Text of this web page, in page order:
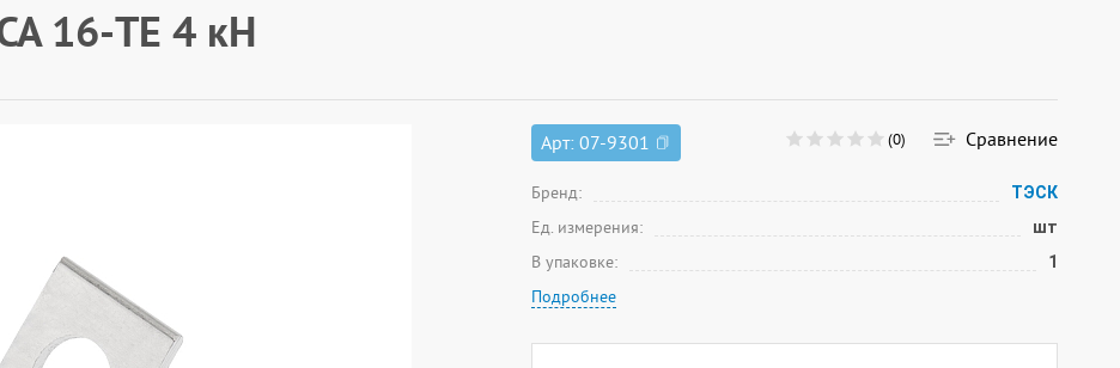
16-TE 4 кН
Арт: 07-9301 (0) Сравнение
Бренд: ТЭСК
Ед. измерения: шт
В упаковке: 1
Подробнее